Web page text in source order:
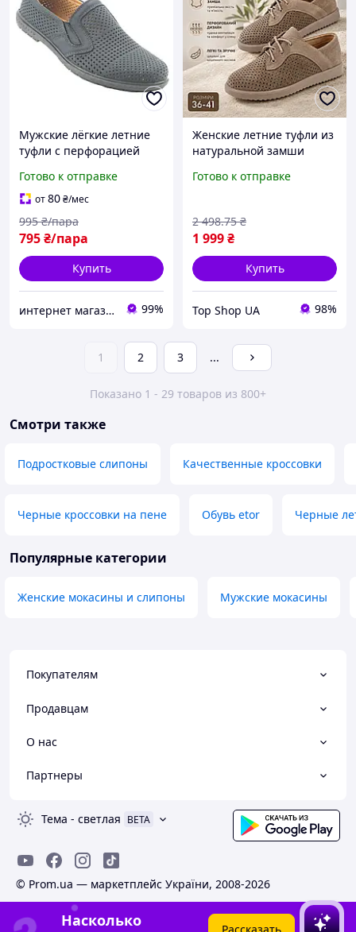
Мужские лёгкие летние
туфли с перфорацией
матового цвета размер 45
Готово к отправке
от80₴/мес
795₴/пара
995 ₴/пара
Купить
интернет магазин ОПТИМАЛЬНЫЙ ВЫБОР 99%
Женские летние туфли из
натуральной замши
перфорированные на
легкие повседневные
кеды 36-41
Готово к отправке
1 999₴
2 498.75 ₴
Купить
Top Shop UA 98%
1 2 3 ...
Показано 1 - 29 товаров из 800+
Смотри также
Подростковые слипоны Качественные кроссовки
Черные кроссовки на пене Обувь etor Черные
Популярные категории
Женские мокасины и слипоны Мужские мокасины
Покупателям
Продавцам
О нас
Партнеры
Тема - светлая BETA
© Prom.ua — маркетплейс України, 2008-2026
Насколько